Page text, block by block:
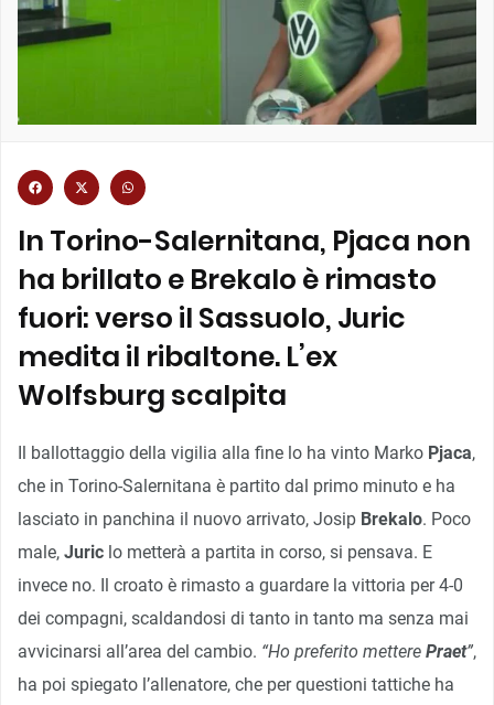
In Torino-Salernitana, Pjaca non
ha brillato e Brekalo è rimasto
fuori: verso il Sassuolo, Juric
medita il ribaltone. L’ex
Wolfsburg scalpita
Il ballottaggio della vigilia alla fine lo ha vinto Marko Pjaca,
che in Torino-Salernitana è partito dal primo minuto e ha
lasciato in panchina il nuovo arrivato, Josip Brekalo. Poco
male, Juric lo metterà a partita in corso, si pensava. E
invece no. Il croato è rimasto a guardare la vittoria per 4-0
dei compagni, scaldandosi di tanto in tanto ma senza mai
avvicinarsi all’area del cambio. “Ho preferito mettere Praet”,
ha poi spiegato l’allenatore, che per questioni tattiche ha